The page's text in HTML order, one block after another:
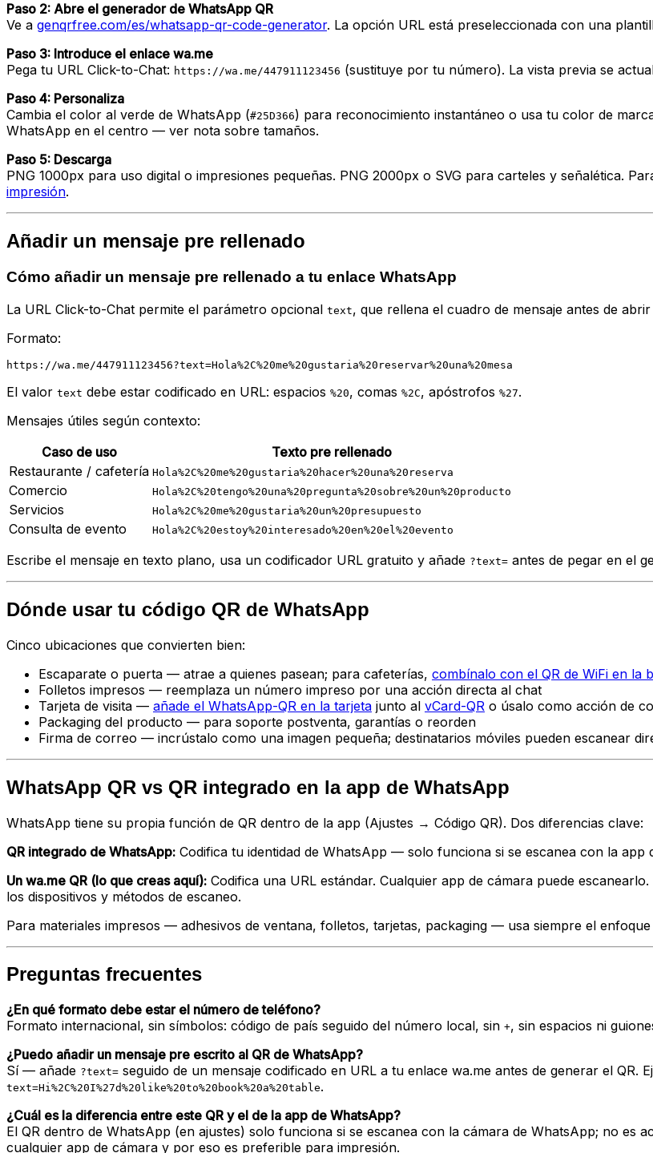
Paso 2: Abre el generador de WhatsApp QR
Ve a genqrfree.com/es/whatsapp-qr-code-generator. La opción URL está preseleccionada con una
Paso 3: Introduce el enlace wa.me
Pega tu URL Click-to-Chat: https://wa.me/447911123456 (sustituye por tu número). La vista previa se
Paso 4: Personaliza
Cambia el color al verde de WhatsApp (#25D366) para reconocimiento instantáneo o usa tu color de
WhatsApp en el centro — ver nota sobre tamaños.
Paso 5: Descarga
PNG 1000px para uso digital o impresiones pequeñas. PNG 2000px o SVG para carteles y señalética.
impresión.
Añadir un mensaje pre rellenado
Cómo añadir un mensaje pre rellenado a tu enlace WhatsApp
La URL Click-to-Chat permite el parámetro opcional text, que rellena el cuadro de mensaje antes de
Formato:
El valor text debe estar codificado en URL: espacios %20, comas %2C, apóstrofos %27.
Mensajes útiles según contexto:
Caso de uso
Texto pre rellenado
Restaurante / cafetería Hola%2C%20me%20gustaria%20hacer%20una%20reserva
Comercio Hola%2C%20tengo%20una%20pregunta%20sobre%20un%20producto
Servicios Hola%2C%20me%20gustaria%20un%20presupuesto
Consulta de evento Hola%2C%20estoy%20interesado%20en%20el%20evento
Escribe el mensaje en texto plano, usa un codificador URL gratuito y añade ?text= antes de pegar en el
Dónde usar tu código QR de WhatsApp
Cinco ubicaciones que convierten bien:
Escaparate o puerta — atrae a quienes pasean; para cafeterías, combínalo con el QR de WiFi en la
Folletos impresos — reemplaza un número impreso por una acción directa al chat
Tarjeta de visita — añade el WhatsApp-QR en la tarjeta junto al vCard-QR o úsalo como acción de
Packaging del producto — para soporte postventa, garantías o reorden
Firma de correo — incrústalo como una imagen pequeña; destinatarios móviles pueden escanear
WhatsApp QR vs QR integrado en la app de WhatsApp
WhatsApp tiene su propia función de QR dentro de la app (Ajustes → Código QR). Dos diferencias clave:
QR integrado de WhatsApp: Codifica tu identidad de WhatsApp — solo funciona si se escanea con la app
Un wa.me QR (lo que creas aquí): Codifica una URL estándar. Cualquier app de cámara puede
los dispositivos y métodos de escaneo.
Para materiales impresos — adhesivos de ventana, folletos, tarjetas, packaging — usa siempre el enfoque
Preguntas frecuentes
¿En qué formato debe estar el número de teléfono?
Formato internacional, sin símbolos: código de país seguido del número local, sin +, sin espacios ni
¿Puedo añadir un mensaje pre escrito al QR de WhatsApp?
Sí — añade ?text= seguido de un mensaje codificado en URL a tu enlace wa.me antes de generar el QR.
text=Hi%2C%20I%27d%20like%20to%20book%20a%20table.
¿Cuál es la diferencia entre este QR y el de la app de WhatsApp?
El QR dentro de WhatsApp (en ajustes) solo funciona si se escanea con la cámara de WhatsApp; no es
cualquier app de cámara y por eso es preferible para impresión.